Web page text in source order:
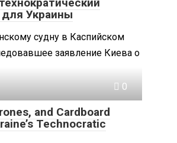
Украины
судну в Каспийском
заявление Киева о
0
and Cardboard
Technocratic